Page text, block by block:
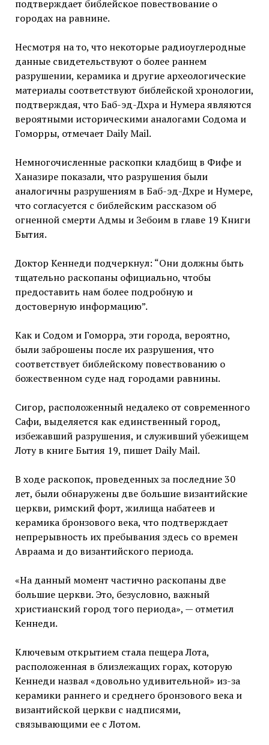
подтверждает библейское повествование о
городах на равнине.
Несмотря на то, что некоторые радиоуглеродные
данные свидетельствуют о более раннем
разрушении, керамика и другие археологические
материалы соответствуют библейской хронологии,
подтверждая, что Баб-эд-Дхра и Нумера являются
вероятными историческими аналогами Содома и
Гоморры, отмечает Daily Mail.
Немногочисленные раскопки кладбищ в Фифе и
Ханазире показали, что разрушения были
аналогичны разрушениям в Баб-эд-Дхре и Нумере,
что согласуется с библейским рассказом об
огненной смерти Адмы и Зебоим в главе 19 Книги
Бытия.
Доктор Кеннеди подчеркнул: “Они должны быть
тщательно раскопаны официально, чтобы
предоставить нам более подробную и
достоверную информацию”.
Как и Содом и Гоморра, эти города, вероятно,
были заброшены после их разрушения, что
соответствует библейскому повествованию о
божественном суде над городами равнины.
Сигор, расположенный недалеко от современного
Сафи, выделяется как единственный город,
избежавший разрушения, и служивший убежищем
Лоту в книге Бытия 19, пишет Daily Mail.
В ходе раскопок, проведенных за последние 30
лет, были обнаружены две большие византийские
церкви, римский форт, жилища набатеев и
керамика бронзового века, что подтверждает
непрерывность их пребывания здесь со времен
Авраама и до византийского периода.
«На данный момент частично раскопаны две
большие церкви. Это, безусловно, важный
христианский город того периода», — отметил
Кеннеди.
Ключевым открытием стала пещера Лота,
расположенная в близлежащих горах, которую
Кеннеди назвал «довольно удивительной» из-за
керамики раннего и среднего бронзового века и
византийской церкви с надписями,
связывающими ее с Лотом.